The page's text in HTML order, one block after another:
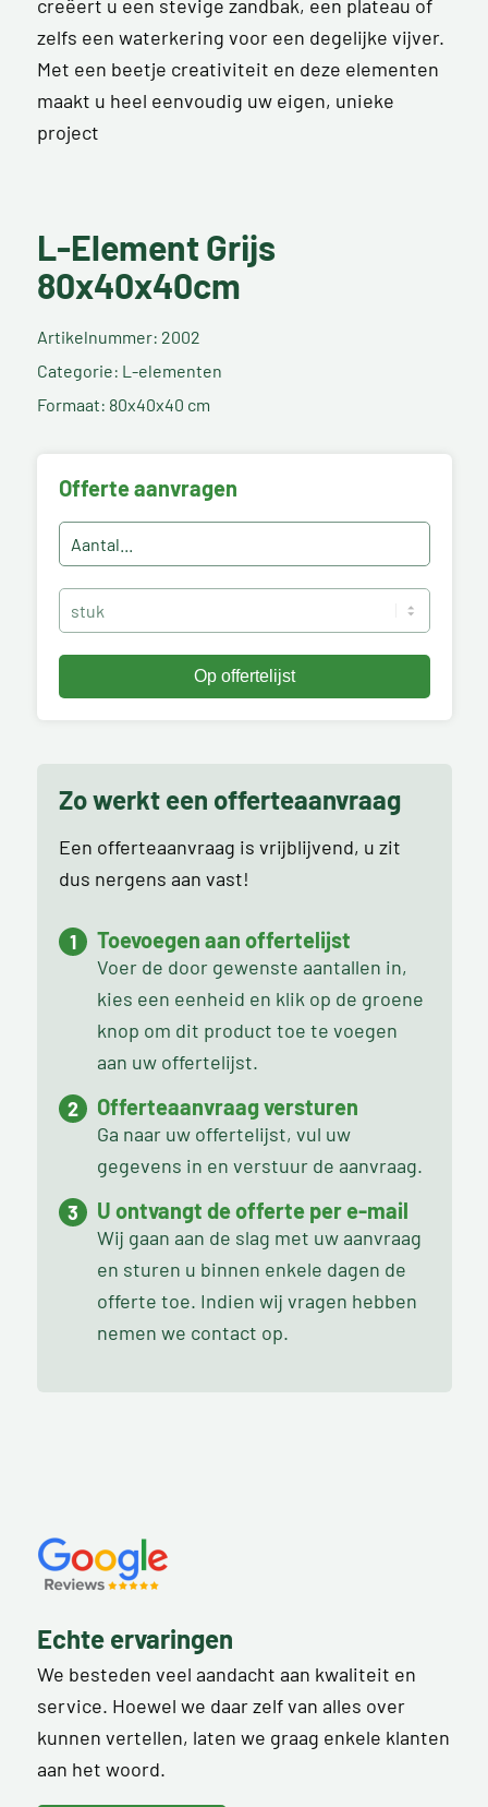
creëert u een stevige zandbak, een plateau of
zelfs een waterkering voor een degelijke vijver.
Met een beetje creativiteit en deze elementen
maakt u heel eenvoudig uw eigen, unieke
project
L-Element Grijs
80x40x40cm
Artikelnummer: 2002
Categorie: L-elementen
Formaat: 80x40x40 cm
Offerte aanvragen
Zo werkt een offerteaanvraag
Een offerteaanvraag is vrijblijvend, u zit
dus nergens aan vast!
Toevoegen aan offertelijst
Voer de door gewenste aantallen in,
kies een eenheid en klik op de groene
knop om dit product toe te voegen
aan uw offertelijst.
Offerteaanvraag versturen
Ga naar uw offertelijst, vul uw
gegevens in en verstuur de aanvraag.
U ontvangt de offerte per e-mail
Wij gaan aan de slag met uw aanvraag
en sturen u binnen enkele dagen de
offerte toe. Indien wij vragen hebben
nemen we contact op.
Echte ervaringen
We besteden veel aandacht aan kwaliteit en
service. Hoewel we daar zelf van alles over
kunnen vertellen, laten we graag enkele klanten
aan het woord.